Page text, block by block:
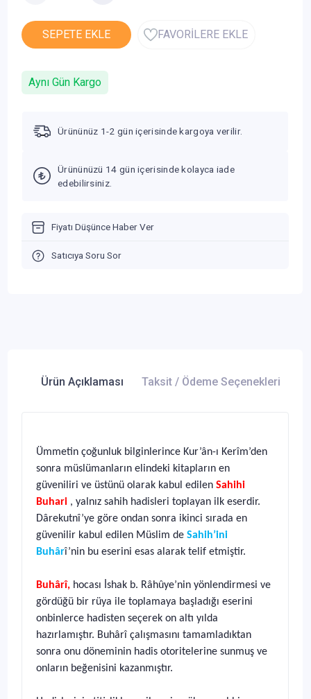
SEPETE EKLE FAVORİLERE EKLE
Aynı Gün Kargo
Ürününüz 1-2 gün içerisinde kargoya verilir.
Ürününüzü 14 gün içerisinde kolayca iade
edebilirsiniz.
Fiyatı Düşünce Haber Ver
Satıcıya Soru Sor
Ürün Açıklaması Taksit / Ödeme Seçenekleri
Ümmetin çoğunluk bilginlerince Kur’ân-ı Kerîm’den
sonra müslümanların elindeki kitapların en
güveniliri ve üstünü olarak kabul edilen Sahihi
Buhari , yalnız sahih hadisleri toplayan ilk eserdir.
Dârekutnî’ye göre ondan sonra ikinci sırada en
güvenilir kabul edilen Müslim de Sahih’ini
Buhârî’nin bu eserini esas alarak telif etmiştir.
Buhârî, hocası İshak b. Râhûye’nin yönlendirmesi ve
gördüğü bir rüya ile toplamaya başladığı eserini
onbinlerce hadisten seçerek on altı yılda
hazırlamıştır. Buhârî çalışmasını tamamladıktan
sonra onu döneminin hadis otoritelerine sunmuş ve
onların beğenisini kazanmıştır.